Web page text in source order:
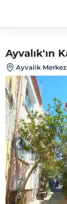
Ayvalık'ın
Ayvalik